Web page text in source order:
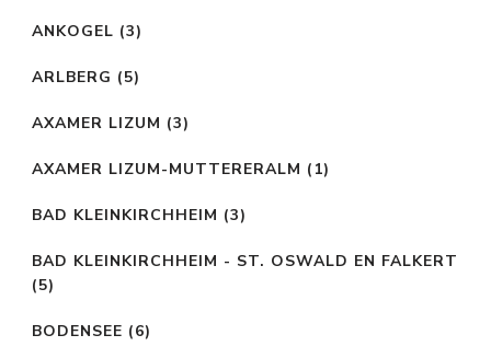
ANKOGEL (3)
ARLBERG (5)
AXAMER LIZUM (3)
AXAMER LIZUM-MUTTERERALM (1)
BAD KLEINKIRCHHEIM (3)
BAD KLEINKIRCHHEIM - ST. OSWALD EN FALKERT
(5)
BODENSEE (6)